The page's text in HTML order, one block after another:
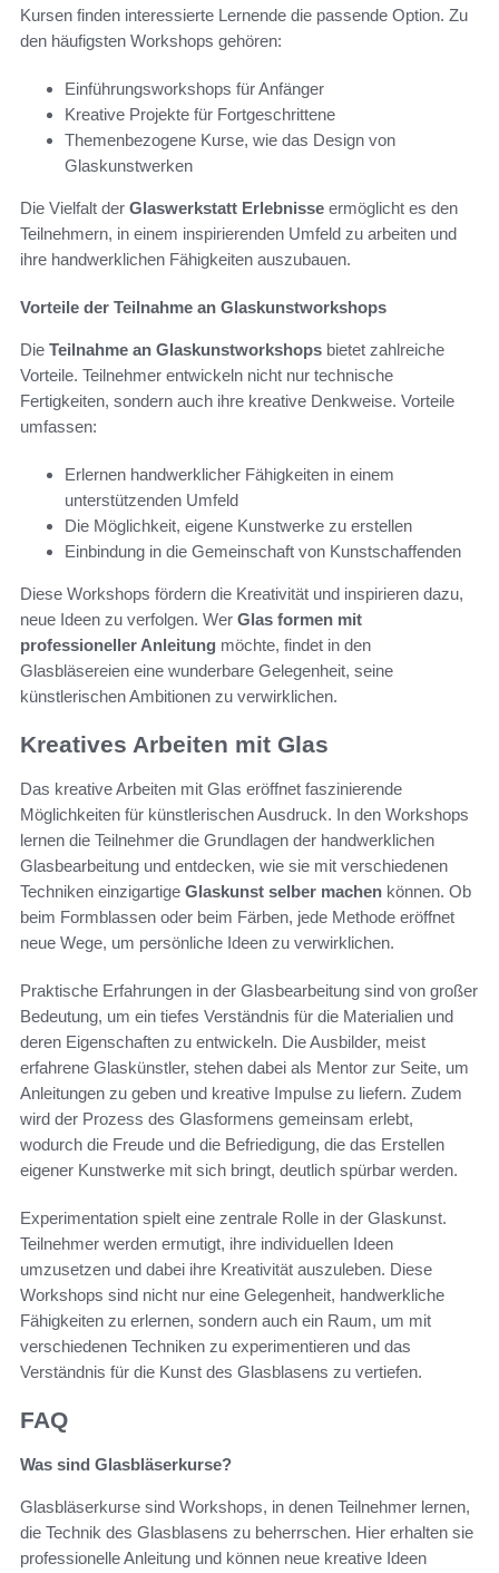
Kursen finden interessierte Lernende die passende Option. Zu
den häufigsten Workshops gehören:
Einführungsworkshops für Anfänger
Kreative Projekte für Fortgeschrittene
Themenbezogene Kurse, wie das Design von
Glaskunstwerken
Die Vielfalt der Glaswerkstatt Erlebnisse ermöglicht es den
Teilnehmern, in einem inspirierenden Umfeld zu arbeiten und
ihre handwerklichen Fähigkeiten auszubauen.
Vorteile der Teilnahme an Glaskunstworkshops
Die Teilnahme an Glaskunstworkshops bietet zahlreiche
Vorteile. Teilnehmer entwickeln nicht nur technische
Fertigkeiten, sondern auch ihre kreative Denkweise. Vorteile
umfassen:
Erlernen handwerklicher Fähigkeiten in einem
unterstützenden Umfeld
Die Möglichkeit, eigene Kunstwerke zu erstellen
Einbindung in die Gemeinschaft von Kunstschaffenden
Diese Workshops fördern die Kreativität und inspirieren dazu,
neue Ideen zu verfolgen. Wer Glas formen mit
professioneller Anleitung möchte, findet in den
Glasbläsereien eine wunderbare Gelegenheit, seine
künstlerischen Ambitionen zu verwirklichen.
Kreatives Arbeiten mit Glas
Das kreative Arbeiten mit Glas eröffnet faszinierende
Möglichkeiten für künstlerischen Ausdruck. In den Workshops
lernen die Teilnehmer die Grundlagen der handwerklichen
Glasbearbeitung und entdecken, wie sie mit verschiedenen
Techniken einzigartige Glaskunst selber machen können. Ob
beim Formblassen oder beim Färben, jede Methode eröffnet
neue Wege, um persönliche Ideen zu verwirklichen.
Praktische Erfahrungen in der Glasbearbeitung sind von großer
Bedeutung, um ein tiefes Verständnis für die Materialien und
deren Eigenschaften zu entwickeln. Die Ausbilder, meist
erfahrene Glaskünstler, stehen dabei als Mentor zur Seite, um
Anleitungen zu geben und kreative Impulse zu liefern. Zudem
wird der Prozess des Glasformens gemeinsam erlebt,
wodurch die Freude und die Befriedigung, die das Erstellen
eigener Kunstwerke mit sich bringt, deutlich spürbar werden.
Experimentation spielt eine zentrale Rolle in der Glaskunst.
Teilnehmer werden ermutigt, ihre individuellen Ideen
umzusetzen und dabei ihre Kreativität auszuleben. Diese
Workshops sind nicht nur eine Gelegenheit, handwerkliche
Fähigkeiten zu erlernen, sondern auch ein Raum, um mit
verschiedenen Techniken zu experimentieren und das
Verständnis für die Kunst des Glasblasens zu vertiefen.
FAQ
Was sind Glasbläserkurse?
Glasbläserkurse sind Workshops, in denen Teilnehmer lernen,
die Technik des Glasblasens zu beherrschen. Hier erhalten sie
professionelle Anleitung und können neue kreative Ideen